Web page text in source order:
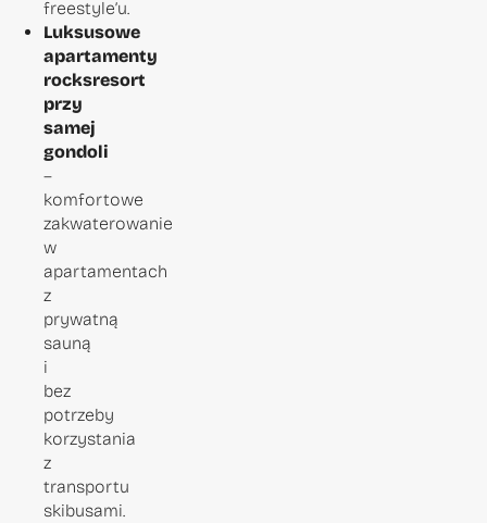
freestyle’u.
Luksusowe
apartamenty
rocksresort
przy
samej
gondoli
–
komfortowe
zakwaterowanie
w
apartamentach
z
prywatną
sauną
i
bez
potrzeby
korzystania
z
transportu
skibusami.